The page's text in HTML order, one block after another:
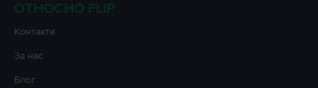
ОТНОСНО FLIP
Контакти
За нас
Блог